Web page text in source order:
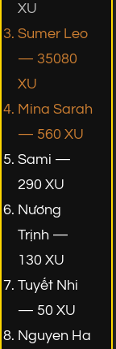
XU
Sumer Leo
— 35080
XU
Mina Sarah
— 560 XU
Sami —
290 XU
Nương
Trịnh —
130 XU
Tuyết Nhi
— 50 XU
Nguyen Ha